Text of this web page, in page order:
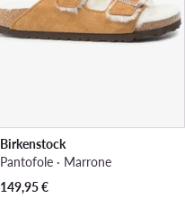
Birkenstock
Pantofole · Marrone
149,95€